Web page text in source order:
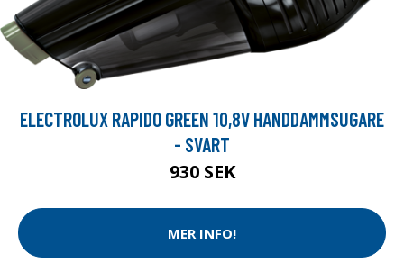
ELECTROLUX RAPIDO GREEN 10,8V HANDDAMMSUGARE
- SVART
930 SEK
MER INFO!